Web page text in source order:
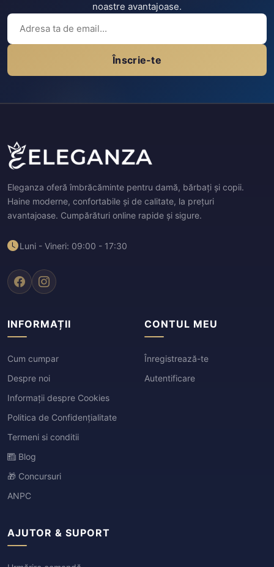
noastre avantajoase.
Înscrie-te
Eleganza oferă îmbrăcăminte pentru damă, bărbați și copii.
Haine moderne, confortabile și de calitate, la prețuri
avantajoase. Cumpărături online rapide și sigure.
Luni - Vineri: 09:00 - 17:30
INFORMAȚII
Cum cumpar
Despre noi
Informații despre Cookies
Politica de Confidențialitate
Termeni si conditii
Blog
🎁 Concursuri
ANPC
CONTUL MEU
Înregistrează-te
Autentificare
AJUTOR & SUPORT